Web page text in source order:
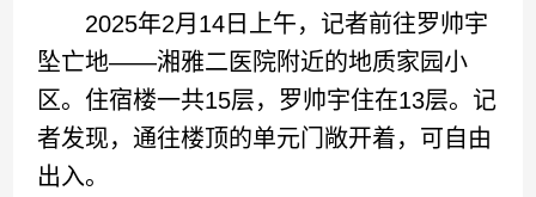
2025年2月14日上午，记者前往罗帅宇
坠亡地——湘雅二医院附近的地质家园小
区。住宿楼一共15层，罗帅宇住在13层。记
者发现，通往楼顶的单元门敞开着，可自由
出入。